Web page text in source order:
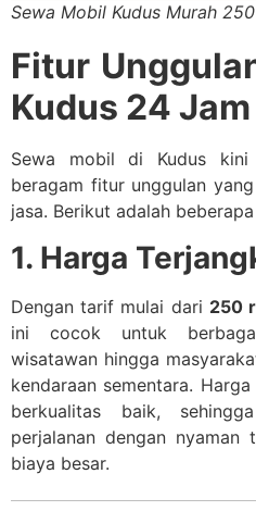
Sewa Mobil Kudus Murah
Fitur
Kudus 24
Sewa mobil di Kudus kini
beragam fitur unggulan
jasa. Berikut adalah
1. Harga
Dengan tarif mulai dari 250
ini cocok untuk
wisatawan hingga
kendaraan sementara.
berkualitas baik,
perjalanan dengan nyaman
biaya besar.